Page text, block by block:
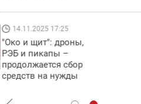
14.11.2025 17:25
и щит": дроны,
и пикапы –
сбор
средств на нужды
ВСУ